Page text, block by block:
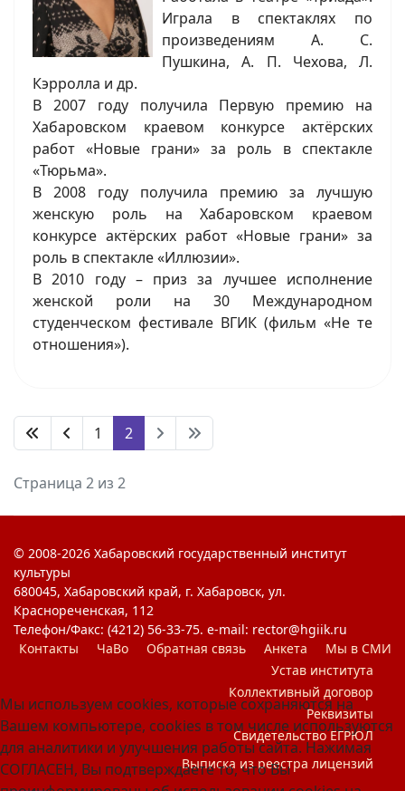
Играла в спектаклях по
произведениям А. С.
Пушкина, А. П. Чехова, Л.
Кэрролла и др.
В 2007 году получила Первую премию на
Хабаровском краевом конкурсе актёрских
работ «Новые грани» за роль в спектакле
«Тюрьма».
В 2008 году получила премию за лучшую
женскую роль на Хабаровском краевом
конкурсе актёрских работ «Новые грани» за
роль в спектакле «Иллюзии».
В 2010 году – приз за лучшее исполнение
женской роли на 30 Международном
студенческом фестивале ВГИК (фильм «Не те
отношения»).
1 2
Страница 2 из 2
© 2008-2026 Хабаровский государственный институт
культуры
680045, Хабаровский край, г. Хабаровск, ул.
Краснореченская, 112
Телефон/Факс: (4212) 56-33-75. e-mail: rector@hgiik.ru
Контакты
ЧаВо Обратная связь Анкета
Мы в СМИ
Устав института
Коллективный договор
Реквизиты
Свидетельство ЕГРЮЛ
Выписка из реестра лицензий
Мы используем cookies, которые сохраняются на
Вашем компьютере, cookies в том числе используются
для аналитики и улучшения работы сайта. Нажимая
СОГЛАСЕН, Вы подтверждаете то, что Вы